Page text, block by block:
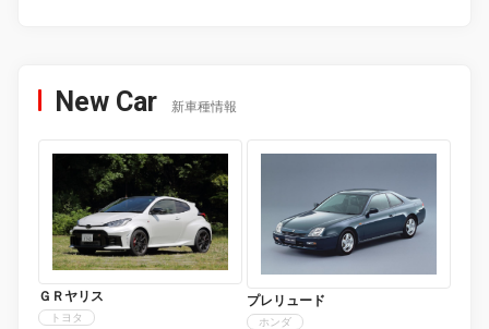
New Car 新車種情報
ＧＲヤリス
トヨタ
プレリュード
ホンダ